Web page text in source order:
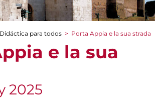
Didáctica para todos > Porta Appia e la sua strada
e la sua
2025